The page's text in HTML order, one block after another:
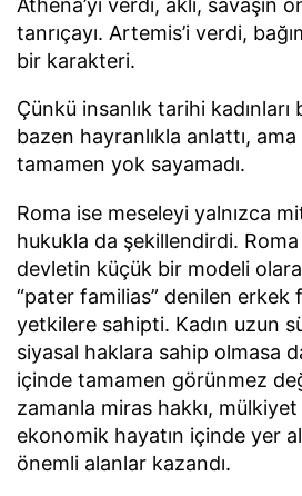
tanrıçayı. Artemis’i verdi,
bir karakteri.
Çünkü insanlık tarihi
bazen hayranlıkla anlattı,
tamamen yok sayamadı.
Roma ise meseleyi yalnızca
hukukla da şekillendirdi.
devletin küçük bir modeli
“pater familias” denilen erkek
yetkilere sahipti. Kadın uzun
siyasal haklara sahip olmasa
içinde tamamen görünmez
zamanla miras hakkı,
ekonomik hayatın içinde yer
önemli alanlar kazandı.